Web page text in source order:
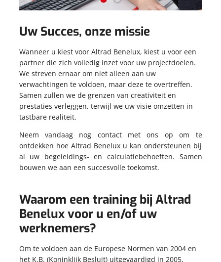
Uw Succes, onze missie
Wanneer u kiest voor Altrad Benelux, kiest u voor een
partner die zich volledig inzet voor uw projectdoelen.
We streven ernaar om niet alleen aan uw
verwachtingen te voldoen, maar deze te overtreffen.
Samen zullen we de grenzen van creativiteit en
prestaties verleggen, terwijl we uw visie omzetten in
tastbare realiteit.
Neem vandaag nog contact met ons op om te
ontdekken hoe Altrad Benelux u kan ondersteunen bij
al uw begeleidings- en calculatiebehoeften. Samen
bouwen we aan een succesvolle toekomst.
Waarom een training bij Altrad
Benelux voor u en/of uw
werknemers?
Om te voldoen aan de Europese Normen van 2004 en
het K.B. (Koninklijk Besluit) uitgevaardigd in 2005,